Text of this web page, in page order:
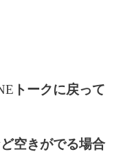
トークに戻って
空きがでる場合